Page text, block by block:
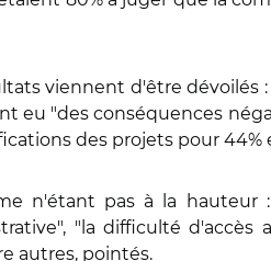
viennent d'être dévoilés
eu "des conséquences
des projets pour
n'étant pas à la
"la difficulté
autres, pointés.